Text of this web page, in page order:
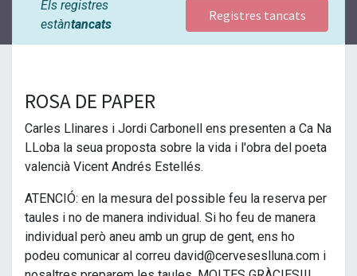
Els registres
estàntancats
Registres tancats
ROSA DE PAPER
Carles Llinares i Jordi Carbonell ens presenten a Ca Na
LLoba la seua proposta sobre la vida i l'obra del poeta
valencià Vicent Andrés Estellés.
ATENCIÓ: en la mesura del possible feu la reserva per
taules i no de manera individual. Si ho feu de manera
individual però aneu amb un grup de gent, ens ho
podeu comunicar al correu david@cerveseslluna.com i